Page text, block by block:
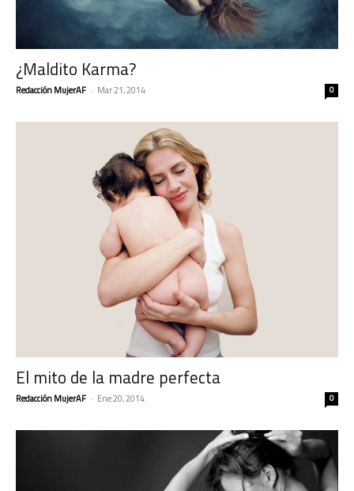
¿Maldito Karma?
Redacción MujerAF - Mar 21, 2014 0
El mito de la madre perfecta
Redacción MujerAF - Ene 20, 2014 0